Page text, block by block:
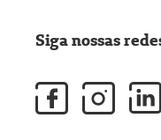
Siga nossas